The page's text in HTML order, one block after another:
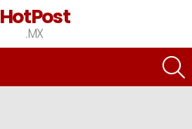
HotPost
.MX